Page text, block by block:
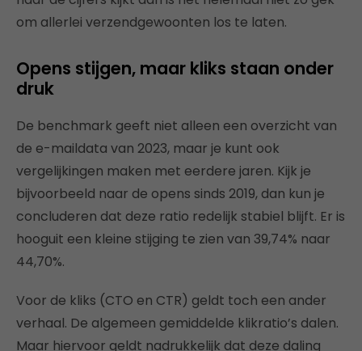
om allerlei verzendgewoonten los te laten.
Opens stijgen, maar kliks staan onder
druk
De benchmark geeft niet alleen een overzicht van
de e-maildata van 2023, maar je kunt ook
vergelijkingen maken met eerdere jaren. Kijk je
bijvoorbeeld naar de opens sinds 2019, dan kun je
concluderen dat deze ratio redelijk stabiel blijft. Er is
hooguit een kleine stijging te zien van 39,74% naar
44,70%.
Voor de kliks (CTO en CTR) geldt toch een ander
verhaal. De algemeen gemiddelde klikratio’s dalen.
Maar hiervoor geldt nadrukkelijk dat deze daling